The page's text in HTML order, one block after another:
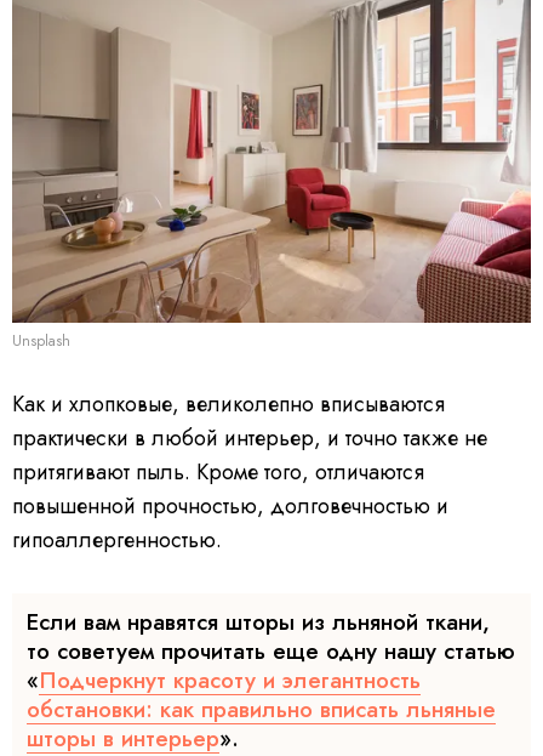
Unsplash
Как и хлопковые, великолепно вписываются
практически в любой интерьер, и точно также не
притягивают пыль. Кроме того, отличаются
повышенной прочностью, долговечностью и
гипоаллергенностью.
Если вам нравятся шторы из льняной ткани,
то советуем прочитать еще одну нашу статью
«Подчеркнут красоту и элегантность
обстановки: как правильно вписать льняные
шторы в интерьер».